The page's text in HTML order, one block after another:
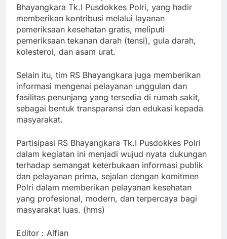
Bhayangkara Tk.I Pusdokkes Polri, yang hadir
memberikan kontribusi melalui layanan
pemeriksaan kesehatan gratis, meliputi
pemeriksaan tekanan darah (tensi), gula darah,
kolesterol, dan asam urat.
Selain itu, tim RS Bhayangkara juga memberikan
informasi mengenai pelayanan unggulan dan
fasilitas penunjang yang tersedia di rumah sakit,
sebagai bentuk transparansi dan edukasi kepada
masyarakat.
Partisipasi RS Bhayangkara Tk.I Pusdokkes Polri
dalam kegiatan ini menjadi wujud nyata dukungan
terhadap semangat keterbukaan informasi publik
dan pelayanan prima, sejalan dengan komitmen
Polri dalam memberikan pelayanan kesehatan
yang profesional, modern, dan terpercaya bagi
masyarakat luas. (hms)
Editor : Alfian